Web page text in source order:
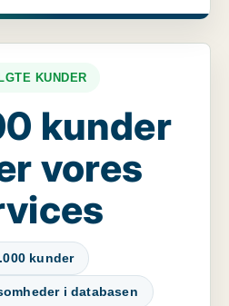
KUNDER
kunder
vores
kunder
i databasen